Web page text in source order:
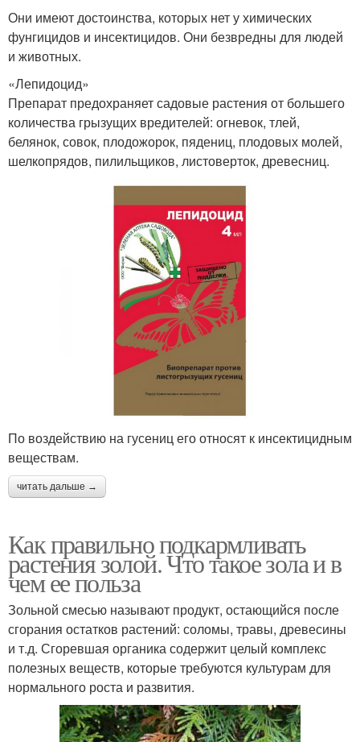
Они имеют достоинства, которых нет у химических
фунгицидов и инсектицидов. Они безвредны для людей
и животных.
«Лепидоцид»
Препарат предохраняет садовые растения от большего
количества грызущих вредителей: огневок, тлей,
белянок, совок, плодожорок, пядениц, плодовых молей,
шелкопрядов, пилильщиков, листоверток, древесниц.
По воздействию на гусениц его относят к инсектицидным
веществам.
читать дальше →
Как правильно подкармливать
растения золой. Что такое зола и в
чем ее польза
Зольной смесью называют продукт, остающийся после
сгорания остатков растений: соломы, травы, древесины
и т.д. Сгоревшая органика содержит целый комплекс
полезных веществ, которые требуются культурам для
нормального роста и развития.